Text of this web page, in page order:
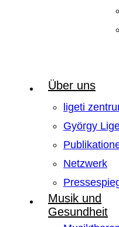
Über uns
ligeti
György
Netzwerk
Musik und
Gesundheit